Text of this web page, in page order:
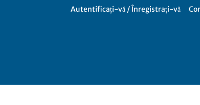
Autentificați-vă / Înregistrați-vă